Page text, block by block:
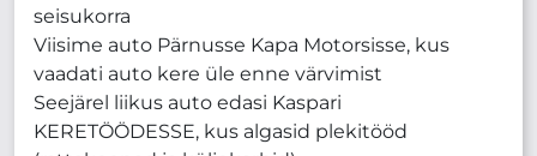
seisukorra
Viisime auto Pärnusse Kapa Motorsisse, kus
vaadati auto kere üle enne värvimist
Seejärel liikus auto edasi Kaspari
KERETÖÖDESSE, kus algasid plekitööd